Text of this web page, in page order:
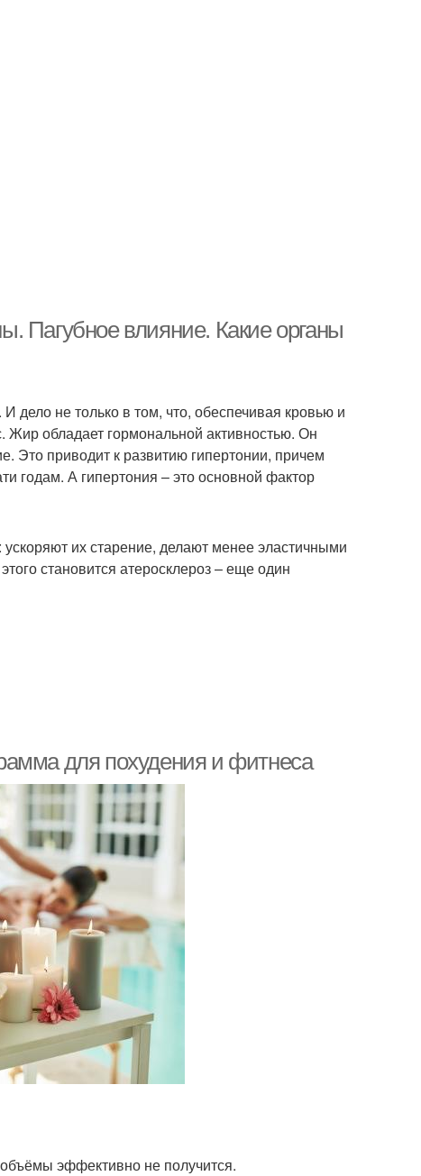
Пагубное влияние. Какие органы
дело не только в том, что, обеспечивая кровью и
Жир обладает гормональной активностью. Он
Это приводит к развитию гипертонии, причем
годам. А гипертония – это основной фактор
их старение, делают менее эластичными
становится атеросклероз – еще один
для похудения и фитнеса
эффективно не получится.